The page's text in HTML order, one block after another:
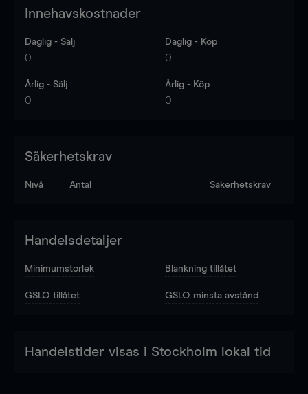
Innehavskostnader
Daglig - Sälj
0
Daglig - Köp
0
Årlig - Sälj
0
Årlig - Köp
0
Säkerhetskrav
Nivå Antal Säkerhetskrav
Handelsdetaljer
Minimumstorlek Blankning tillåtet
GSLO tillåtet GSLO minsta avstånd
Handelstider visas i Stockholm lokal tid